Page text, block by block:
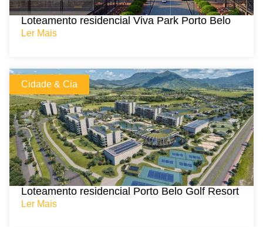
Loteamento residencial Viva Park Porto Belo
Ler Mais
Cidade & Cia
Loteamento residencial Porto Belo Golf Resort
Ler Mais